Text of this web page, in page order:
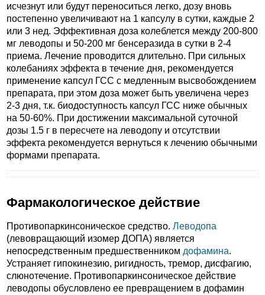
исчезнут или будут переноситься легко, дозу вновь
постепенно увеличивают на 1 капсулу в сутки, каждые 2
или 3 нед. Эффективная доза колеблется между 200-800
мг леводопы и 50-200 мг бенсеразида в сутки в 2-4
приема. Лечение проводится длительно. При сильных
колебаниях эффекта в течение дня, рекомендуется
применение капсул ГСС с медленным высвобождением
препарата, при этом доза может быть увеличена через
2-3 дня, т.к. биодоступность капсул ГСС ниже обычных
на 50-60%. При достижении максимальной суточной
дозы 1.5 г в пересчете на леводопу и отсутствии
эффекта рекомендуется вернуться к лечению обычными
формами препарата.
Фармакологическое действие
Противопаркинсоническое средство. Леводопа
(левовращающий изомер ДОПА) является
непосредственным предшественником дофамина.
Устраняет гипокинезию, ригидность, тремор, дисфагию,
слюнотечение. Противопаркинсоническое действие
леводопы обусловлено ее превращением в дофамин